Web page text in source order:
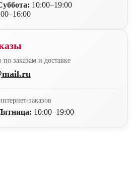
10:00–19:00
заказам и доставке
заказов
10:00–19:00